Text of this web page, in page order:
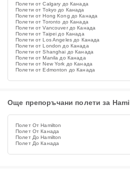
Полети от Calgary до Канада
Полети от Tokyo до Канада
Полети от Hong Kong до Канада
Полети от Toronto до Канада
Полети от Vancouver до Канада
Полети от Taipei до Канада
Полети от Los Angeles до Канада
Полети от London до Канада
Полети от Shanghai до Канада
Полети от Manila до Канада
Полети от New York до Канада
Полети от Edmonton до Канада
Още препоръчани полети за
Полет От Hamilton
Полет От Канада
Полет До Hamilton
Полет До Канада